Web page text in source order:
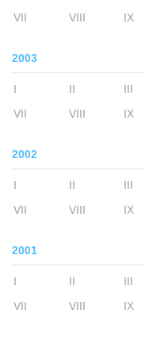
VII
VIII IX
2003
I II III
VII
VIII IX
2002
I II III
VII
VIII IX
2001
I II III
VII
VIII IX